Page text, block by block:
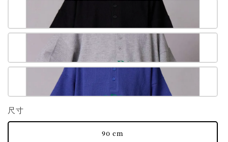
尺寸
90 cm